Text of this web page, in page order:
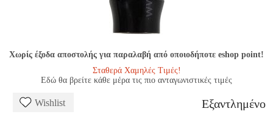
Χωρίς έξοδα αποστολής για παραλαβή από οποιοδήποτε eshop point!
Σταθερά Χαμηλές Τιμές!
Εδώ θα βρείτε κάθε μέρα τις πιο ανταγωνιστικές τιμές
Wishlist Εξαντλημένο